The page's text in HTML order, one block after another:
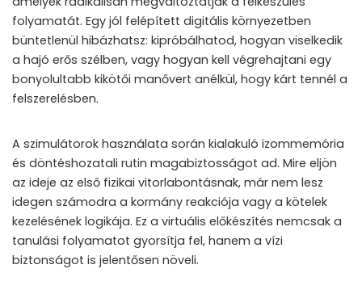
folyamatát. Egy jól felépített digitális környezetben
büntetlenül hibázhatsz: kipróbálhatod, hogyan viselkedik
a hajó erős szélben, vagy hogyan kell végrehajtani egy
bonyolultabb kikötői manővert anélkül, hogy kárt tennél a
felszerelésben.
A szimulátorok használata során kialakuló izommemória
és döntéshozatali rutin magabiztosságot ad. Mire eljön
az ideje az első fizikai vitorlabontásnak, már nem lesz
idegen számodra a kormány reakciója vagy a kötelek
kezelésének logikája. Ez a virtuális előkészítés nemcsak a
tanulási folyamatot gyorsítja fel, hanem a vízi
biztonságot is jelentősen növeli.